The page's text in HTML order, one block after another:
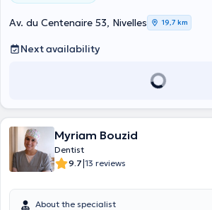
Av. du Centenaire 53, Nivelles 19,7 km
Next availability
Myriam Bouzid
Dentist
9.7|13 reviews
About the specialist